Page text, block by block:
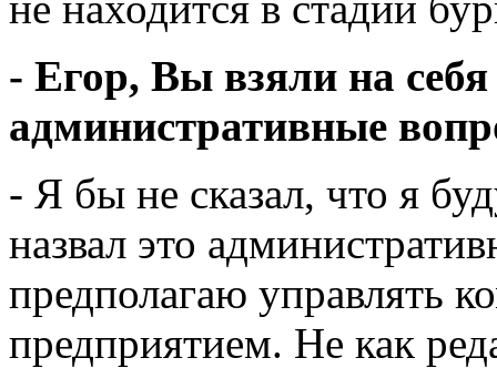
- Егор, Вы взяли на
административные
- Я бы не сказал, что я
назвал это
предполагаю управлять
предприятием. Не как